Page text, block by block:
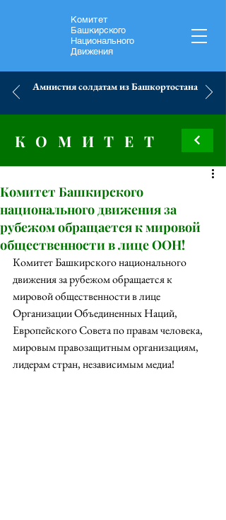
Комитет
Башкирского
Национального
Движения
Амнистия солдатам из Башкортостана
КОМИТЕТ
Комитет Башкирского
национального движения за
рубежом обращается к мировой
общественности в лице ООН!
Комитет Башкирского национального
движения за рубежом обращается к
мировой общественности в лице
Организации Объединенных Наций,
Европейского Совета по правам человека,
мировым правозащитным организациям,
лидерам стран, независимым медиа!